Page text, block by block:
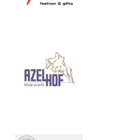
Afbeelding